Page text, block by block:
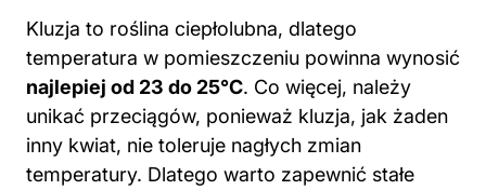
Kluzja to roślina ciepłolubna, dlatego
temperatura w pomieszczeniu powinna wynosić
najlepiej od 23 do 25°C. Co więcej, należy
unikać przeciągów, ponieważ kluzja, jak żaden
inny kwiat, nie toleruje nagłych zmian
temperatury. Dlatego warto zapewnić stałe